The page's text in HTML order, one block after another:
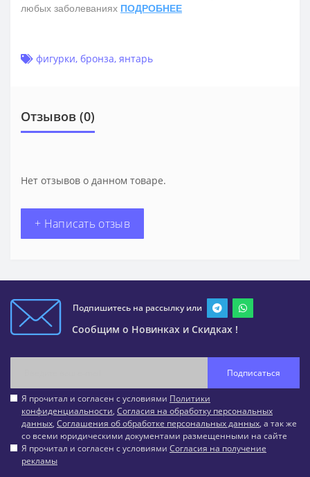
любых заболеваниях ПОДРОБНЕЕ
фигурки, бронза, янтарь
Отзывов (0)
Нет отзывов о данном товаре.
+ Написать отзыв
Подпишитесь на рассылку или
Сообщим о Новинках и Скидках !
Подписаться
Я прочитал и согласен с условиями Политики
конфиденциальности, Согласия на обработку персональных
данных, Соглашения об обработке персональных данных, а так же
со всеми юридическими документами размещенными на сайте
Я прочитал и согласен с условиями Согласия на получение
рекламы